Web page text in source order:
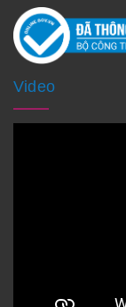
Video